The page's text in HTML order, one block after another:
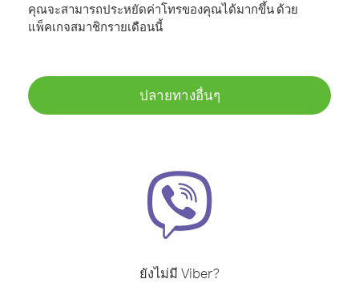
คุณจะสามารถประหยัดค่าโทรของคุณได้มากขึ้น ด้วย
แพ็คเกจสมาชิกรายเดือนนี้
ปลายทางอื่นๆ
ยังไม่มี Viber?